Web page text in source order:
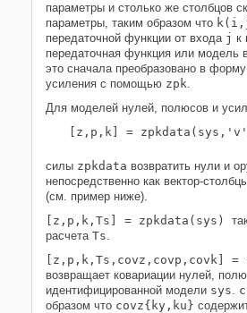
параметры и столько же столбцов
параметры, таким образом что
передаточной функции от входа j к
передаточная функция или модель
это сначала преобразовано в
усиления с помощью zpk.
Для моделей нулей, полюсов и
силы zpkdata возвратить нули и
непосредственно как вектор-
(см. пример ниже).
[z,p,k,Ts] = zpkdata(sys)
расчета Ts.
[z,p,k,Ts,covz,covp,covk] =
возвращает ковариации нулей,
идентифицированной модели sys.
образом что covz{ky,ku}